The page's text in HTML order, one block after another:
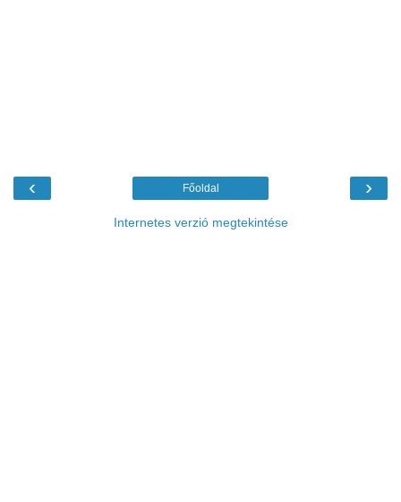
‹ ›
Főoldal
Internetes verzió megtekintése